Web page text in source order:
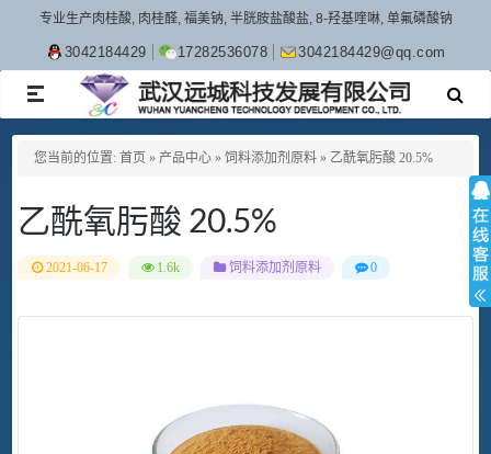
专业生产肉桂酸, 肉桂醛, 福美钠, 半胱胺盐酸盐, 8-羟基喹啉, 单氟磷酸钠
3042184429 17282536078 3042184429@qq.com
TOGGLE
NAVIGATION
您当前的位置: 首页 » 产品中心 » 饲料添加剂原料 » 乙酰氧肟酸 20.5%
乙酰氧肟酸 20.5%
2021-06-17 1.6k 饲料添加剂原料 0